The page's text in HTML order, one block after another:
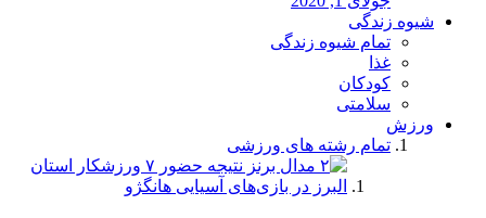
شیوه زندگی
تمام شیوه زندگی
غذا
کودکان
سلامتی
ورزش
تمام رشته های ورزشی